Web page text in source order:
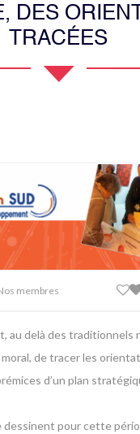
DES
TRACÉES
membres
au delà des traditionnels
de tracer les
d’un plan
dessinent pour cette